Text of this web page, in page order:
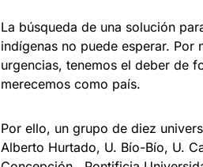
La búsqueda de una solución
indígenas no puede esperar. Por
urgencias, tenemos el deber de
merecemos como país.
Por ello, un grupo de diez
Alberto Hurtado, U. Bío-Bío, U.